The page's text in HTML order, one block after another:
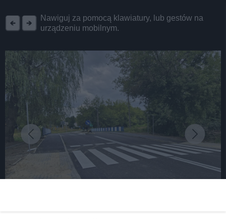
Nawiguj za pomocą klawiatury, lub gestów na
urządzeniu mobilnym.